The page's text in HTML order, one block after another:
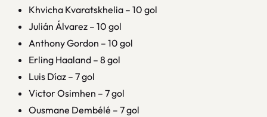
Khvicha Kvaratskhelia – 10 gol
Julián Álvarez – 10 gol
Anthony Gordon – 10 gol
Erling Haaland – 8 gol
Luis Díaz – 7 gol
Victor Osimhen – 7 gol
Ousmane Dembélé – 7 gol